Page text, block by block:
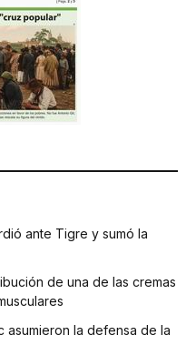
ante Tigre y sumó la
de una de las cremas
asumieron la defensa de la